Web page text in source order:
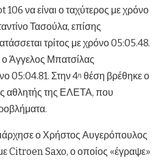
να είναι ο ταχύτερος με χρόνο
Τασούλα, επίσης
τρίτος με χρόνο 05:05.48.
Άγγελος Μπατσίλας
05:04.81. Στην 4η θέση βρέθηκε ο
αθλητής της ΕΛΕΤΑ, που
ο Χρήστος Αυγερόπουλος
Citroen Saxo, ο οποίος «έγραψε»